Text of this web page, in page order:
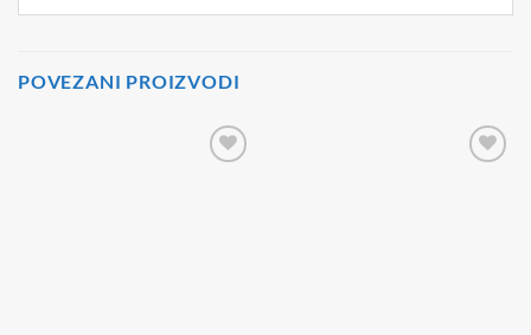
POVEZANI PROIZVODI